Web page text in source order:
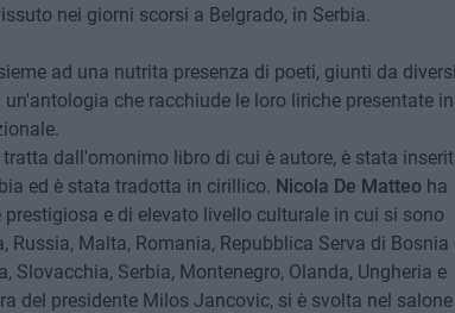
nei giorni scorsi a Belgrado, in Serbia.
ad una nutrita presenza di poeti, giunti da diversi
che racchiude le loro liriche presentate
tratta dall'omonimo libro di cui è autore, è stata
ed è stata tradotta in cirillico. Nicola De Matteoha
e di elevato livello culturale in cui si sono
Malta, Romania, Repubblica Serva di Bosnia
Slovacchia, Serbia, Montenegro, Olanda, Ungheria e
del presidente Milos Jancovic, si è svolta nel salone